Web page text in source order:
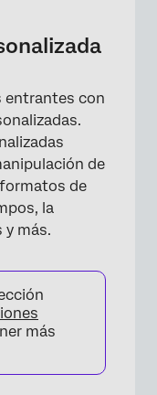
entrantes con
de
de
la
y más.
más